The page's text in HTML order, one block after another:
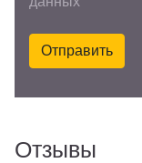
Отправить
Отзывы